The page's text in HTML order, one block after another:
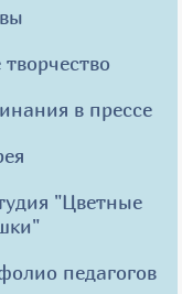
в прессе
"Цветные
педагогов